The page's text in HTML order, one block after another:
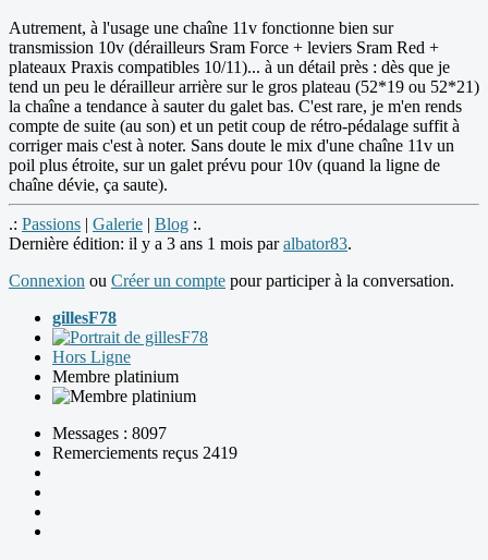
Autrement, à l'usage une chaîne 11v fonctionne bien sur
transmission 10v (dérailleurs Sram Force + leviers Sram Red +
plateaux Praxis compatibles 10/11)... à un détail près : dès que je
tend un peu le dérailleur arrière sur le gros plateau (52*19 ou 52*21)
la chaîne a tendance à sauter du galet bas. C'est rare, je m'en rends
compte de suite (au son) et un petit coup de rétro-pédalage suffit à
corriger mais c'est à noter. Sans doute le mix d'une chaîne 11v un
poil plus étroite, sur un galet prévu pour 10v (quand la ligne de
chaîne dévie, ça saute).
.: Passions | Galerie | Blog :.
Dernière édition: il y a 3 ans 1 mois paralbator83.
Connexion ou Créer un compte pour participer à la conversation.
gillesF78
Hors Ligne
Membre platinium
Messages : 8097
Remerciements reçus 2419